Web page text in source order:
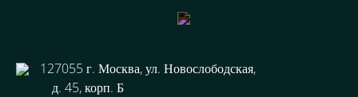
127055 г. Москва, ул. Новослободская,
д. 45, корп. Б